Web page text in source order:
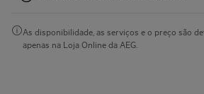
As disponibilidade, as serviços e o preço são
apenas na Loja Online da AEG.